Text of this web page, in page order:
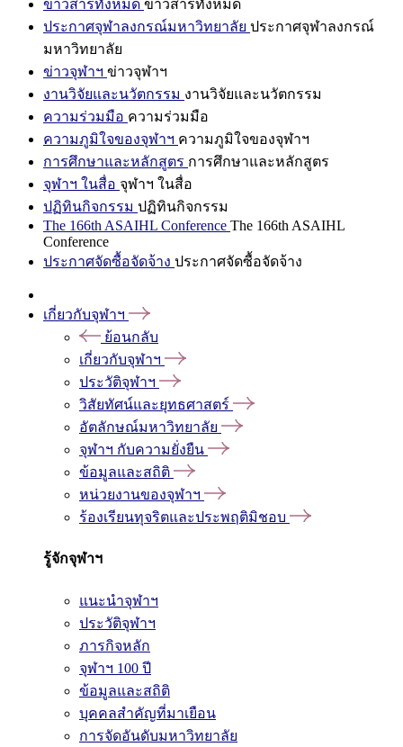
ข่าวสารทั้งหมด ข่าวสารทั้งหมด
ประกาศจุฬาลงกรณ์มหาวิทยาลัย ประกาศจุฬาลงกรณ์
มหาวิทยาลัย
ข่าวจุฬาฯ ข่าวจุฬาฯ
งานวิจัยและนวัตกรรม งานวิจัยและนวัตกรรม
ความร่วมมือ ความร่วมมือ
ความภูมิใจของจุฬาฯ ความภูมิใจของจุฬาฯ
การศึกษาและหลักสูตร การศึกษาและหลักสูตร
จุฬาฯ ในสื่อ จุฬาฯ ในสื่อ
ปฏิทินกิจกรรม ปฏิทินกิจกรรม
The 166th ASAIHL Conference The 166th ASAIHL
Conference
ประกาศจัดซื้อจัดจ้าง ประกาศจัดซื้อจัดจ้าง
เกี่ยวกับจุฬาฯ
ย้อนกลับ
เกี่ยวกับจุฬาฯ
ประวัติจุฬาฯ
วิสัยทัศน์และยุทธศาสตร์
อัตลักษณ์มหาวิทยาลัย
จุฬาฯ กับความยั่งยืน
ข้อมูลและสถิติ
หน่วยงานของจุฬาฯ
ร้องเรียนทุจริตและประพฤติมิชอบ
รู้จักจุฬาฯ
แนะนำจุฬาฯ
ประวัติจุฬาฯ
ภารกิจหลัก
จุฬาฯ 100 ปี
ข้อมูลและสถิติ
บุคคลสำคัญที่มาเยือน
การจัดอันดับมหาวิทยาลัย